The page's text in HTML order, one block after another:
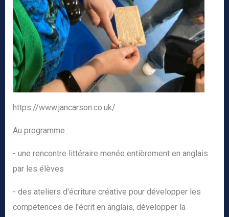
https://www.jancarson.co.uk/
Au programme :
- une rencontre littéraire menée entièrement en anglais
par les élèves
- des ateliers d'écriture créative pour développer les
compétences de l'écrit en anglais, développer la